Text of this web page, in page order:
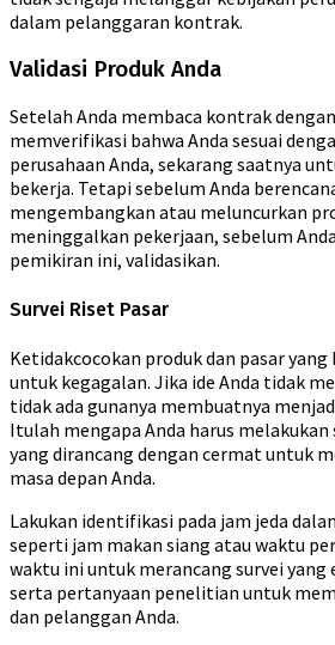
dalam pelanggaran kontrak.
Validasi Produk Anda
Setelah Anda membaca kontrak
memverifikasi bahwa Anda sesuai
perusahaan Anda, sekarang saatnya
bekerja. Tetapi sebelum Anda
mengembangkan atau meluncurkan
meninggalkan pekerjaan, sebelum
pemikiran ini, validasikan.
Survei Riset Pasar
Ketidakcocokan produk dan pasar yang
untuk kegagalan. Jika ide Anda tidak
tidak ada gunanya membuatnya
Itulah mengapa Anda harus melakukan
yang dirancang dengan cermat untuk
masa depan Anda.
Lakukan identifikasi pada jam jeda
seperti jam makan siang atau waktu
waktu ini untuk merancang survei
serta pertanyaan penelitian untuk
dan pelanggan Anda.